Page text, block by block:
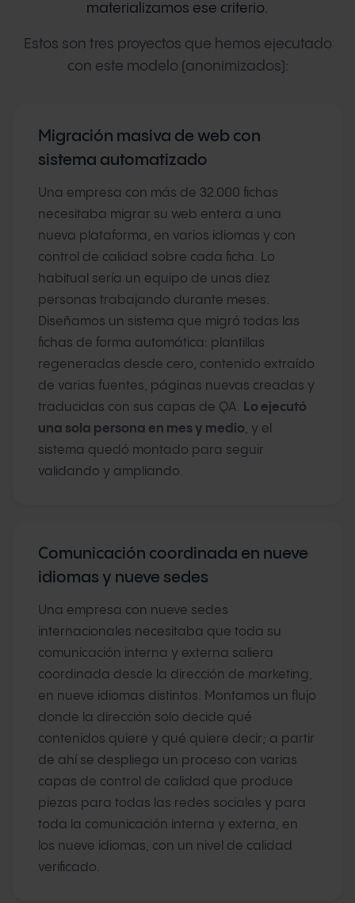
materializamos ese criterio.
Estos son tres proyectos que hemos ejecutado
con este modelo (anonimizados):
Migración masiva de web con
sistema automatizado
Una empresa con más de 32.000 fichas
necesitaba migrar su web entera a una
nueva plataforma, en varios idiomas y con
control de calidad sobre cada ficha. Lo
habitual sería un equipo de unas diez
personas trabajando durante meses.
Diseñamos un sistema que migró todas las
fichas de forma automática: plantillas
regeneradas desde cero, contenido extraído
de varias fuentes, páginas nuevas creadas y
traducidas con sus capas de QA. Lo ejecutó
una sola persona en mes y medio, y el
sistema quedó montado para seguir
validando y ampliando.
Comunicación coordinada en nueve
idiomas y nueve sedes
Una empresa con nueve sedes
internacionales necesitaba que toda su
comunicación interna y externa saliera
coordinada desde la dirección de marketing,
en nueve idiomas distintos. Montamos un flujo
donde la dirección solo decide qué
contenidos quiere y qué quiere decir; a partir
de ahí se despliega un proceso con varias
capas de control de calidad que produce
piezas para todas las redes sociales y para
toda la comunicación interna y externa, en
los nueve idiomas, con un nivel de calidad
verificado.